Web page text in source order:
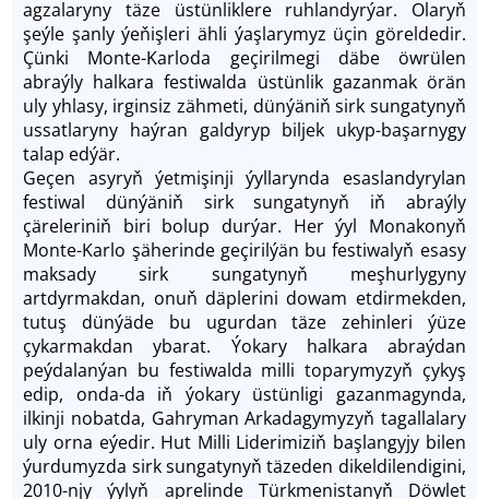
agzalaryny täze üstünliklere ruhlandyrýar. Olaryň
şeýle şanly ýeňişleri ähli ýaşlarymyz üçin göreldedir.
Çünki Monte-Karloda geçirilmegi däbe öwrülen
abraýly halkara festiwalda üstünlik gazanmak örän
uly yhlasy, irginsiz zähmeti, dünýäniň sirk sungatynyň
ussatlaryny haýran galdyryp biljek ukyp-başarnygy
talap edýär.
Geçen asyryň ýetmişinji ýyllarynda esaslandyrylan
festiwal dünýäniň sirk sungatynyň iň abraýly
çäreleriniň biri bolup durýar. Her ýyl Monakonyň
Monte-Karlo şäherinde geçirilýän bu festiwalyň esasy
maksady sirk sungatynyň meşhurlygyny
artdyrmakdan, onuň däplerini dowam etdirmekden,
tutuş dünýäde bu ugurdan täze zehinleri ýüze
çykarmakdan ybarat. Ýokary halkara abraýdan
peýdalanýan bu festiwalda milli toparymyzyň çykyş
edip, onda-da iň ýokary üstünligi gazanmagynda,
ilkinji nobatda, Gahryman Arkadagymyzyň tagallalary
uly orna eýedir. Hut Milli Liderimiziň başlangyjy bilen
ýurdumyzda sirk sungatynyň täzeden dikeldilendigini,
2010-njy ýylyň aprelinde Türkmenistanyň Döwlet